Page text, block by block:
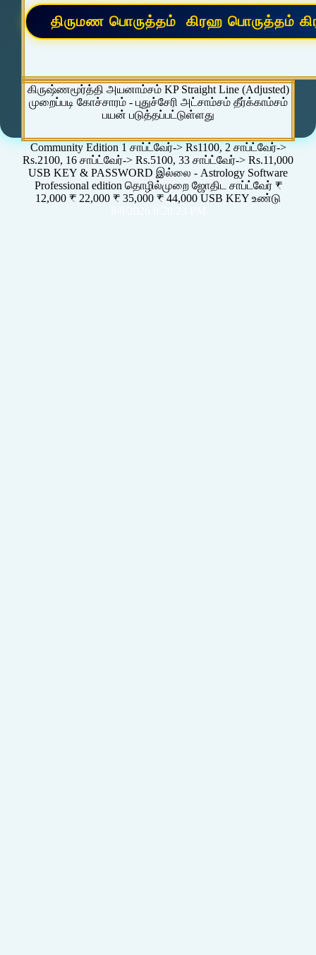
கிருஷ்ணமூர்த்தி அயனாம்சம் KP Straight Line (Adjusted)
முறைப்படி கோச்சாரம் - புதுச்சேரி அட்சாம்சம் தீர்க்காம்சம்
பயன் படுத்தப்பட்டுள்ளது
Community Edition 1 சாப்ட்வேர்-> Rs1100, 2 சாப்ட்வேர்->
Rs.2100, 16 சாப்ட்வேர்-> Rs.5100, 33 சாப்ட்வேர்-> Rs.11,000
USB KEY & PASSWORD இல்லை - Astrology Software
Professional edition தொழில்முறை ஜோதிட சாப்ட்வேர் ₹
12,000 ₹ 22,000 ₹ 35,000 ₹ 44,000 USB KEY உண்டு